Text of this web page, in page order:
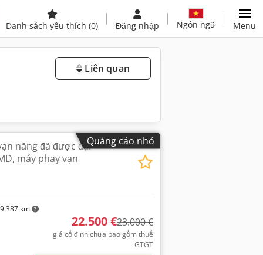
Danh sách yêu thích (0) Đăng nhập Ngôn ngữ Menu
Liên quan
Quảng cáo nhỏ
km
năng đã được đại
máy phay vạn
22.500 €23.000 €
giá cố định chưa bao gồm thuế
GTGT